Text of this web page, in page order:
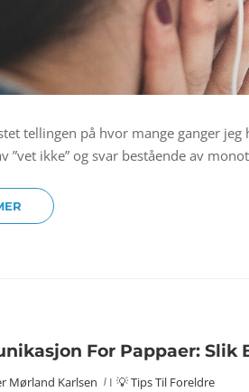
tellingen på hvor mange ganger
”vet ikke” og svar bestående av
For Pappaer: Slik
Mørland Karlsen I 💡 Tips Til Foreldre